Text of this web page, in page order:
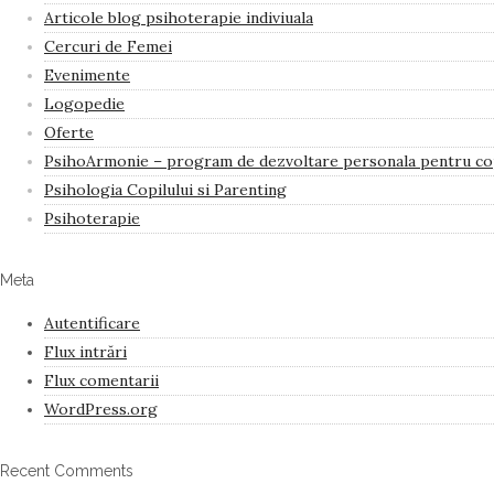
Articole blog psihoterapie indiviuala
Cercuri de Femei
Evenimente
Logopedie
Oferte
PsihoArmonie – program de dezvoltare personala pentru
Psihologia Copilului si Parenting
Psihoterapie
Meta
Autentificare
Flux intrări
Flux comentarii
WordPress.org
Recent Comments